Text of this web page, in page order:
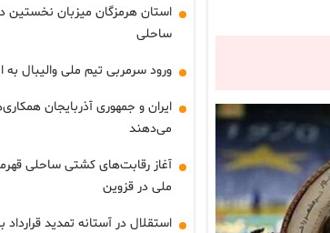
استان هرمزگان میزبان نخستین
ساحلی
ورود سرمربی تیم ملی والیبال به
ایران و جمهوری آذربایجان
می‌دهند
آغاز رقابت‌های کشتی ساحلی
ملی در قزوین
استقلال در آستانه تمدید قرارداد